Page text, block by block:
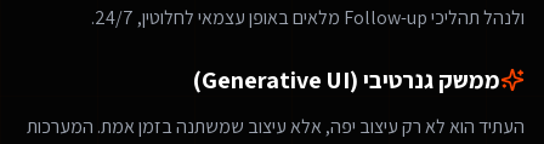
ולנהל תהליכי Follow-up מלאים באופן עצמאי לחלוטין, 24/7.
ממשק גנרטיבי (Generative UI)
העתיד הוא לא רק עיצוב יפה, אלא עיצוב שמשתנה בזמן אמת. המערכות